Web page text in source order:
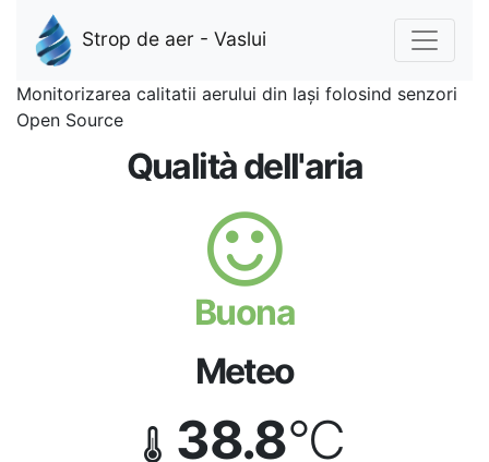
Strop de aer - Vaslui
Monitorizarea calitatii aerului din Iași folosind senzori
Open Source
Qualità dell'aria
Buona
Meteo
38.8°C